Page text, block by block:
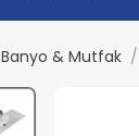
Banyo & Mutfak